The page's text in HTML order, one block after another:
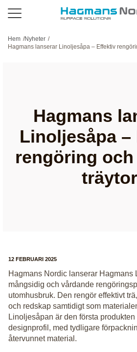
Hem /Nyheter /
Hagmans lanserar Linoljesåpa – Effektiv
Hagmans
Linoljesåpa
rengöring
träytor
12 FEBRUARI 2025
Hagmans Nordic lanserar Hagmans
mångsidig och vårdande
utomhusbruk. Den rengör effektivt
och redskap samtidigt som
Linoljesåpan är den första
designprofil, med tydligare
återvunnet material.